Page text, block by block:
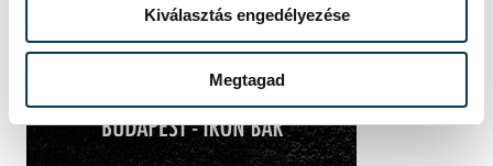
Kiválasztás engedélyezése
Megtagad